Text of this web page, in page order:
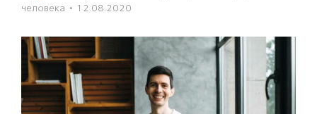
человека · 12.08.2020